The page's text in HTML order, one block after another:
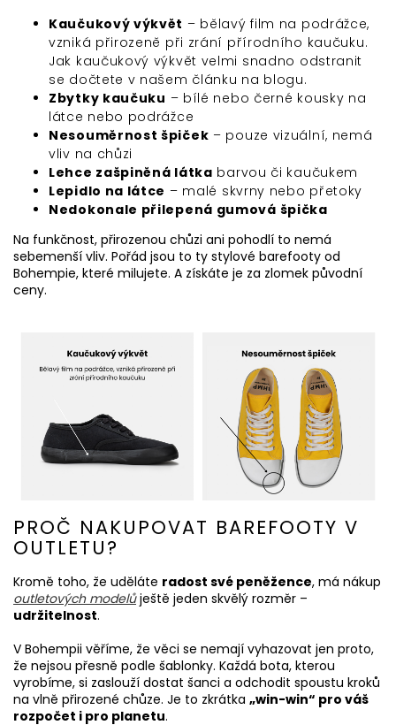
Kaučukový výkvět – bělavý film na podrážce,
vzniká přirozeně při zrání přírodního kaučuku.
Jak kaučukový výkvět velmi snadno odstranit
se dočtete v našem článku na blogu.
Zbytky kaučuku – bílé nebo černé kousky na
látce nebo podrážce
Nesouměrnost špiček – pouze vizuální, nemá
vliv na chůzi
Lehce zašpiněná látka barvou či kaučukem
Lepidlo na látce – malé skvrny nebo přetoky
Nedokonale přilepená gumová špička
Na funkčnost, přirozenou chůzi ani pohodlí to nemá
sebemenší vliv. Pořád jsou to ty stylové barefooty od
Bohempie, které milujete. A získáte je za zlomek původní
ceny.
PROČ NAKUPOVAT BAREFOOTY V
OUTLETU?
Kromě toho, že uděláte radost své peněžence, má nákup
outletových modelůještě jeden skvělý rozměr –
udržitelnost.
V Bohempii věříme, že věci se nemají vyhazovat jen proto,
že nejsou přesně podle šablonky. Každá bota, kterou
vyrobíme, si zaslouží dostat šanci a odchodit spoustu kroků
na vlně přirozené chůze. Je to zkrátka „win-win“ pro váš
rozpočet i pro planetu.